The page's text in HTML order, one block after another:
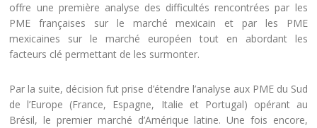
offre une première analyse des difficultés rencontrées par les
PME françaises sur le marché mexicain et par les PME
mexicaines sur le marché européen tout en abordant les
facteurs clé permettant de les surmonter.
Par la suite, décision fut prise d’étendre l’analyse aux PME du Sud
de l’Europe (France, Espagne, Italie et Portugal) opérant au
Brésil, le premier marché d’Amérique latine. Une fois encore,